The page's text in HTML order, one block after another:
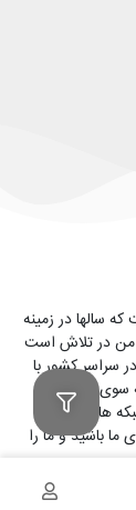
سالها در زمینه
من در تلاش است
سراسر کشور با
سوی آرمان های
های اجتمایی
باشید و ما را